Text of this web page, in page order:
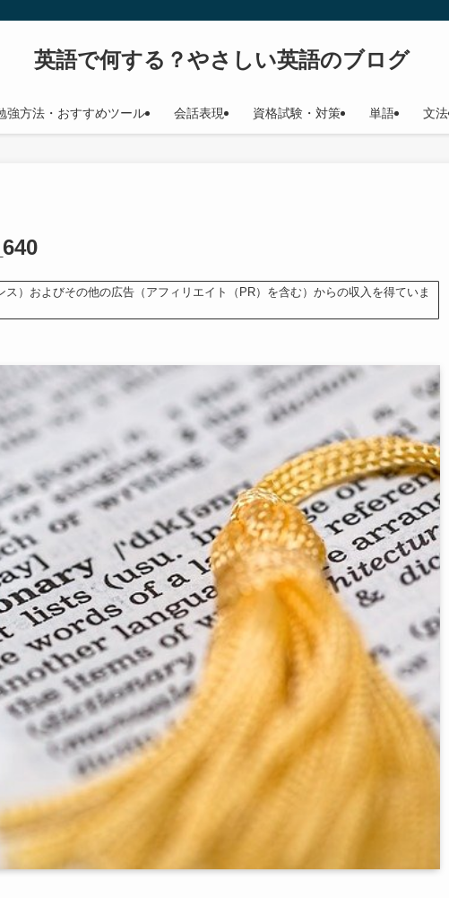
英語で何する？やさしい英語のブログ
強方法・おすすめツール 会話表現 資格試験・対策 単語 文法
）およびその他の広告（アフィリエイト（PR）を含む）からの収入を得ていま